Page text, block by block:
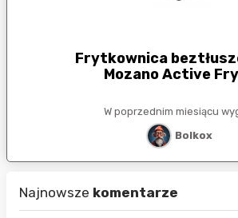
Frytkownica
Mozano Active
W poprzednim miesiącu
Bolkox
Najnowsze komentarze